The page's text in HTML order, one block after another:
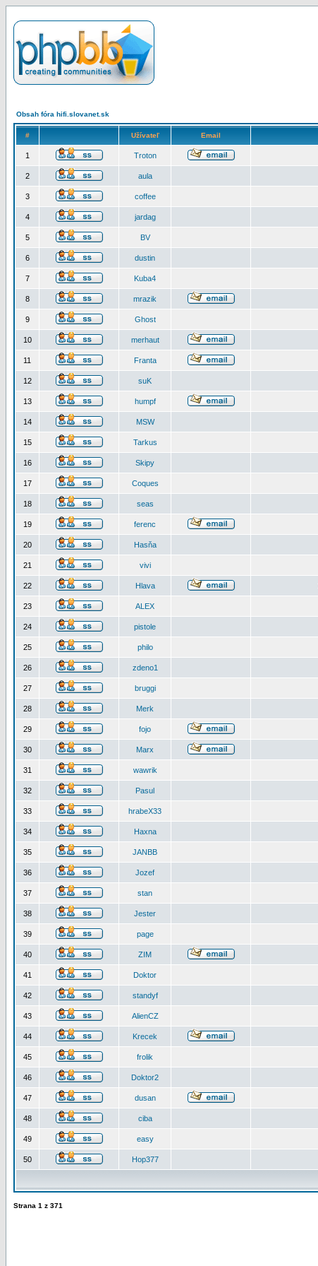
Obsah fóra hifi.slovanet.sk
# Užívateľ Email
1 Troton
2 aula
3 coffee
4 jardag
5 BV
6 dustin
7 Kuba4
8 mrazik
9 Ghost
10 merhaut
11 Franta
12 suK
13 humpf
14 MSW
15 Tarkus
16 Skipy
17 Coques
18 seas
19 ferenc
20 Hasňa
21 vivi
22 Hlava
23 ALEX
24 pistole
25 philo
26 zdeno1
27 bruggi
28 Merk
29 fojo
30 Marx
31 wawrik
32 Pasul
33 hrabeX33
34 Haxna
35 JANBB
36 Jozef
37 stan
38 Jester
39 page
40 ZIM
41 Doktor
42 standyf
43 AlienCZ
44 Krecek
45 frolik
46 Doktor2
47 dusan
48 ciba
49 easy
50 Hop377
Strana 1 z 371